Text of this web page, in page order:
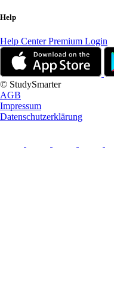
Help
Help CenterPremium Login
© StudySmarter
AGB
Impressum
Datenschutzerklärung